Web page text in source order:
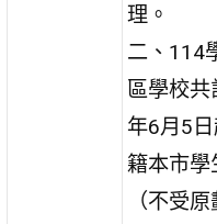
理。
二、114
區學校
年6月5
籍本市學
（不受